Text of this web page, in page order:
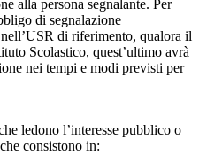
alla persona segnalante. Per
di segnalazione
di riferimento, qualora il
Scolastico, quest’ultimo avrà
nei tempi e modi previsti per
ledono l’interesse pubblico o
consistono in: